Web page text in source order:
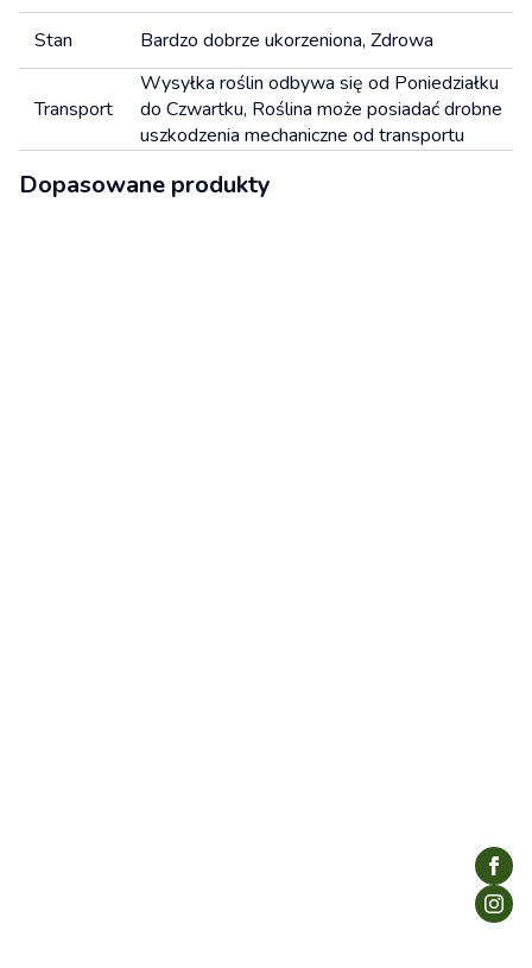
Stan Bardzo dobrze ukorzeniona, Zdrowa
Transport
Wysyłka roślin odbywa się od Poniedziałku
do Czwartku, Roślina może posiadać drobne
uszkodzenia mechaniczne od transportu
Dopasowane produkty